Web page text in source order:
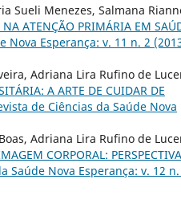
Sueli Menezes, Salmana
ATENÇÃO PRIMÁRIA EM
Nova Esperança: v. 11 n. 2
Adriana Lira Rufino de
A ARTE DE CUIDAR DE
de Ciências da Saúde Nova
Adriana Lira Rufino de
CORPORAL:
Saúde Nova Esperança: v. 12 n.